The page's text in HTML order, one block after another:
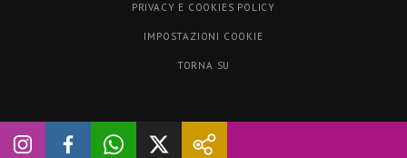
PRIVACY E COOKIES POLICY
IMPOSTAZIONI COOKIE
TORNA SU